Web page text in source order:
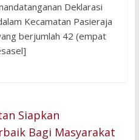
Deklarasi
Kecamatan Pasieraja
berjumlah 42 (empat
Siapkan
Bagi Masyarakat